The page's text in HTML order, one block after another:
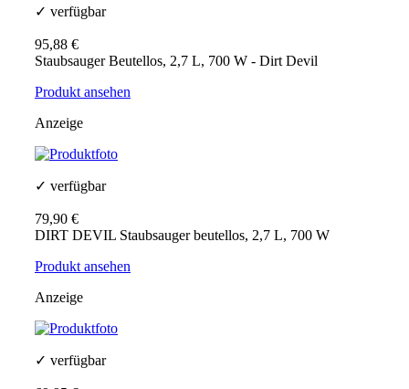
✓ verfügbar
95,88 €
Staubsauger Beutellos, 2,7 L, 700 W - Dirt Devil
Produkt ansehen
Anzeige
✓ verfügbar
79,90 €
DIRT DEVIL Staubsauger beutellos, 2,7 L, 700 W
Produkt ansehen
Anzeige
✓ verfügbar